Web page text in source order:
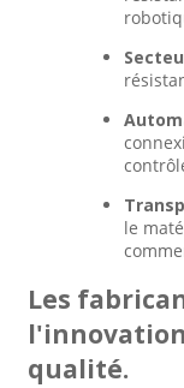
le
Les
qualité.